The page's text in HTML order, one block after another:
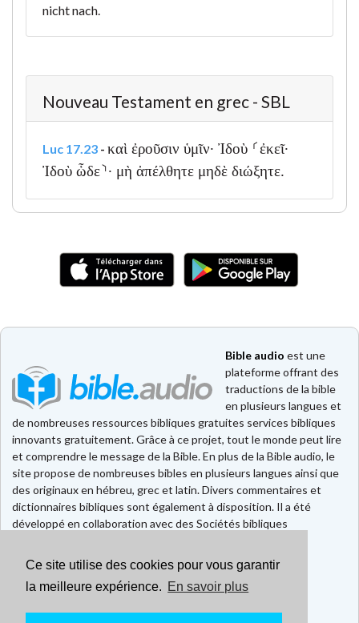
Ce site utilise des cookies pour vous garantir
la meilleure expérience. En savoir plus
nicht nach.
Nouveau Testament en grec - SBL
Luc 17.23 - καὶ ἐροῦσιν ὑμῖν· Ἰδοὺ ⸂ἐκεῖ·
Ἰδοὺ ὧδε⸃· μὴ ἀπέλθητε μηδὲ διώξητε.
Bible audio est une
plateforme offrant des
traductions de la bible
en plusieurs langues et
de nombreuses ressources bibliques gratuites services bibliques
innovants gratuitement. Grâce à ce projet, tout le monde peut lire
et comprendre le message de la Bible. En plus de la Bible audio, le
site propose de nombreuses bibles en plusieurs langues ainsi que
des originaux en hébreu, grec et latin. Divers commentaires et
dictionnaires bibliques sont également à disposition. Il a été
développé en collaboration avec des Sociétés bibliques
Faire un don
Contact